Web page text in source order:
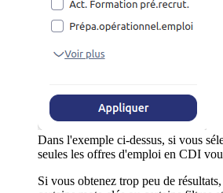
Dans l'exemple ci-dessus, si vous
seules les offres d'emploi en CDI
Si vous obtenez trop peu de